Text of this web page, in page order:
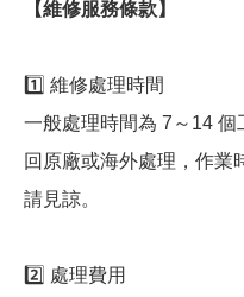
【維修服務條款】
1️⃣ 維修處理時間
一般處理時間為 7～14
回原廠或海外處理，作業
請見諒。
2️⃣ 處理費用